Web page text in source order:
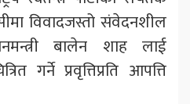
विवादजस्तो संवेदनशील
बालेन शाह लाई
गर्ने प्रवृत्तिप्रति आपत्ति